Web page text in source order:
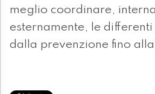
meglio coordinare,
esternamente, le
dalla prevenzione fino